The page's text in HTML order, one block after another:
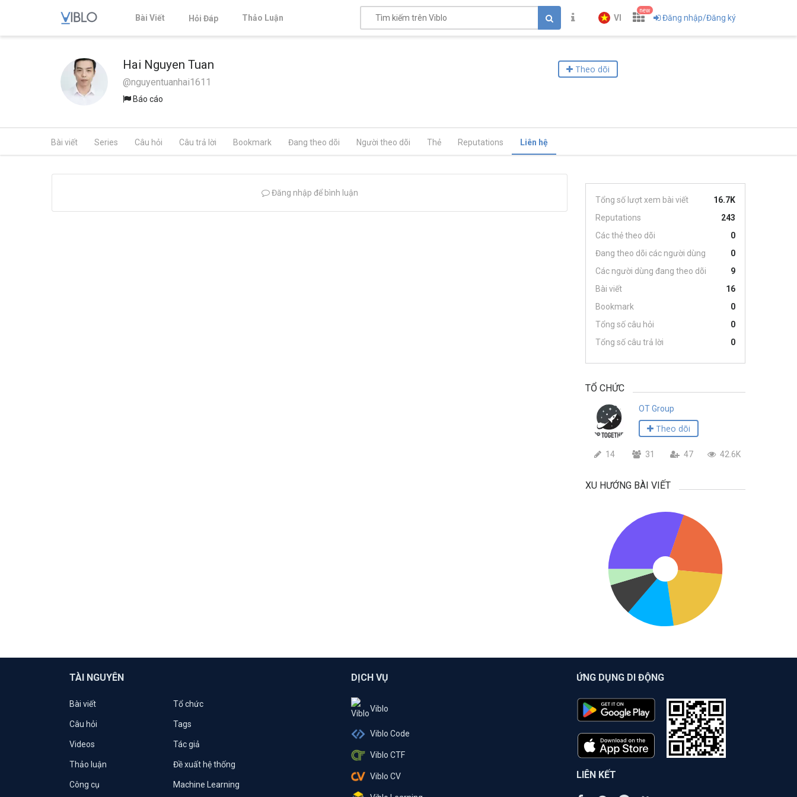
Bài Viết Hỏi Đáp Thảo Luận VI
new
Đăng nhập/Đăng ký
Hai Nguyen Tuan
@nguyentuanhai1611
Báo cáo
Theo dõi
Bài viết Series Câu hỏi Câu trả lời Bookmark Đang theo dõi Người theo dõi Thẻ Reputations Liên hệ
Đăng nhập để bình luận
Tổng số lượt xem bài viết
16.7K
Reputations
243
Các thẻ theo dõi
0
Đang theo dõi các người dùng
0
Các người dùng đang theo dõi
9
Bài viết
16
Bookmark
0
Tổng số câu hỏi
0
Tổng số câu trả lời
0
TỔ CHỨC
OT Group
Theo dõi
14 31 47 42.6K
XU HƯỚNG BÀI VIẾT
TÀI NGUYÊN
Bài viết Tổ chức
Câu hỏi Tags
Videos Tác giả
Thảo luận Đề xuất hệ thống
Công cụ Machine Learning
DỊCH VỤ
Viblo
Viblo Code
Viblo CTF
Viblo CV
ỨNG DỤNG DI ĐỘNG
LIÊN KẾT